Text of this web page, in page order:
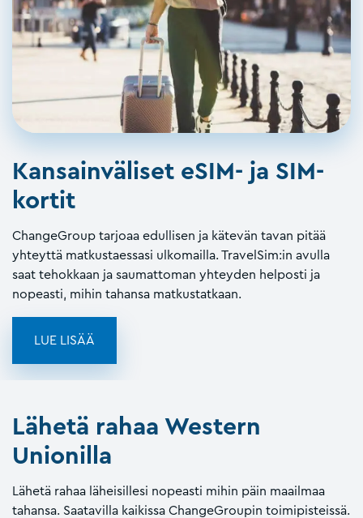
Kansainväliset eSIM- ja SIM-
kortit
ChangeGroup tarjoaa edullisen ja kätevän tavan pitää
yhteyttä matkustaessasi ulkomailla. TravelSim:in avulla
saat tehokkaan ja saumattoman yhteyden helposti ja
nopeasti, mihin tahansa matkustatkaan.
LUE LISÄÄ
Lähetä rahaa Western
Unionilla
Lähetä rahaa läheisillesi nopeasti mihin päin maailmaa
tahansa. Saatavilla kaikissa ChangeGroupin toimipisteissä.